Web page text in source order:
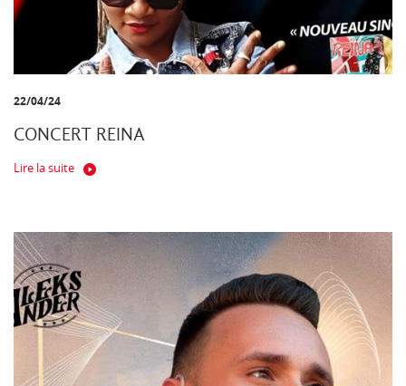
22/04/24
CONCERT REINA
Lire la suite